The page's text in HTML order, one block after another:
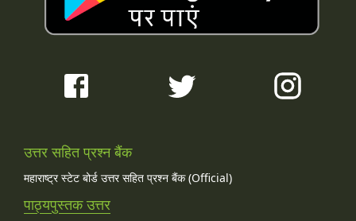
उत्तर सहित प्रश्न बैंक
महाराष्ट्र स्टेट बोर्ड उत्तर सहित प्रश्न बैंक (Official)
पाठ्यपुस्तक उत्तर